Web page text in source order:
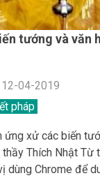
tướng và văn
12-04-2019
pháp
ứng xử các biến
Thích Nhật Từ
dùng Chrome để